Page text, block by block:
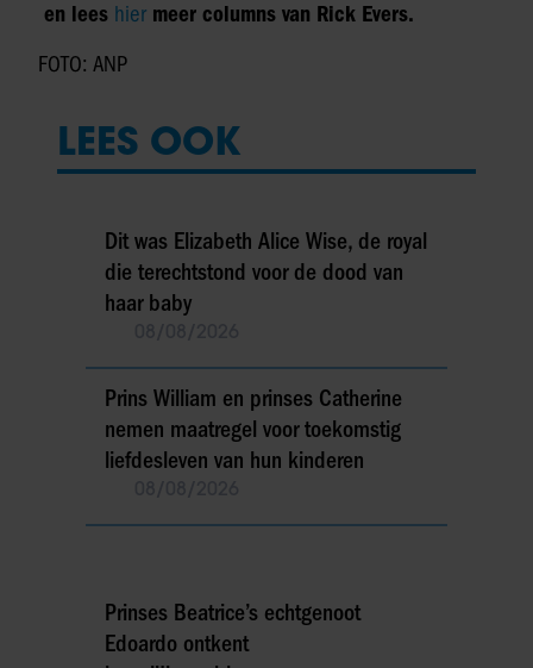
en lees hier meer columns van Rick Evers.
FOTO: ANP
LEES OOK
Dit was Elizabeth Alice Wise, de royal
die terechtstond voor de dood van
haar baby
Prins William en prinses Catherine
nemen maatregel voor toekomstig
liefdesleven van hun kinderen
Prinses Beatrice’s echtgenoot
Edoardo ontkent